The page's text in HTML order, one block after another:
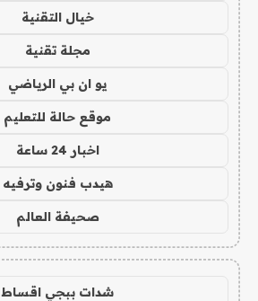
خيال التقنية
مجلة تقنية
يو ان بي الرياضي
موقع حالة للتعليم
اخبار 24 ساعة
هيدب فنون وترفيه
صحيفة العالم
شدات ببجي اقساط